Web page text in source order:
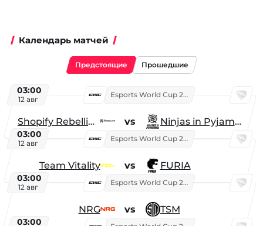
Календарь матчей
Предстоящие Прошедшие
03:00
12 авг
Esports World Cup 2026
Shopify Rebellion vs Ninjas in Pyjamas
03:00
12 авг
Esports World Cup 2026
Team Vitality vs FURIA
03:00
12 авг
Esports World Cup 2026
NRG vs TSM
03:00